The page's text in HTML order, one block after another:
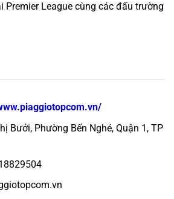
Premier League cùng các đấu trường
Bưởi, Phường Bến Nghé, Quận 1, TP